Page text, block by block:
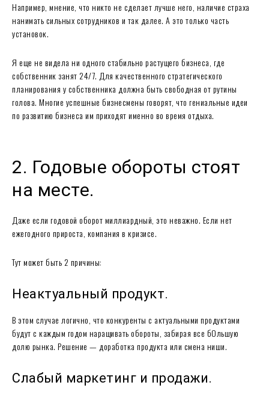
Например, мнение, что никто не сделает лучше него, наличие страха
нанимать сильных сотрудников и так далее. А это только часть
установок.
Я еще не видела ни одного стабильно растущего бизнеса, где
собственник занят 24/7. Для качественного стратегического
планирования у собственника должна быть свободная от рутины
голова. Многие успешные бизнесмены говорят, что гениальные идеи
по развитию бизнеса им приходят именно во время отдыха.
2. Годовые обороты стоят
на месте.
Даже если годовой оборот миллиардный, это неважно. Если нет
ежегодного прироста, компания в кризисе.
Тут может быть 2 причины:
Неактуальный продукт.
В этом случае логично, что конкуренты с актуальными продуктами
будут с каждым годом наращивать обороты, забирая все бОльшую
долю рынка. Решение — доработка продукта или смена ниши.
Слабый маркетинг и продажи.